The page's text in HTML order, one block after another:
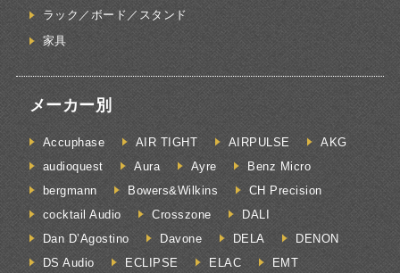
ラック／ボード／スタンド
家具
メーカー別
Accuphase AIR TIGHT AIRPULSE
AKG
audioquest
Aura Ayre
Benz Micro
bergmann
Bowers&Wilkins
CH Precision
cocktail Audio
Crosszone
DALI
Dan D’Agostino
Davone DELA
DENON
DS Audio
ECLIPSE ELAC
EMT